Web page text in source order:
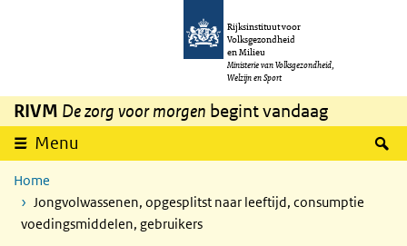
Overslaan en naar de inhoud gaan
Rijksinstituut voor
Volksgezondheid
en Milieu
Ministerie van Volksgezondheid,
Welzijn en Sport
RIVM De zorg voor morgen begint vandaag
Menu
Home
Jongvolwassenen, opgesplitst naar leeftijd, consumptie
voedingsmiddelen, gebruikers